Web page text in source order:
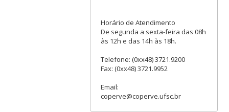
Horário de Atendimento
De segunda a sexta-feira das 08h
às 12h e das 14h às 18h.
Telefone: (0xx48) 3721.9200
Fax: (0xx48) 3721.9952
Email:
coperve@coperve.ufsc.br